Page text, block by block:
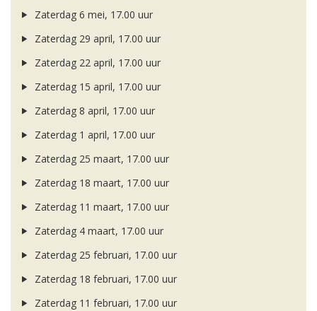
Zaterdag 6 mei, 17.00 uur
Zaterdag 29 april, 17.00 uur
Zaterdag 22 april, 17.00 uur
Zaterdag 15 april, 17.00 uur
Zaterdag 8 april, 17.00 uur
Zaterdag 1 april, 17.00 uur
Zaterdag 25 maart, 17.00 uur
Zaterdag 18 maart, 17.00 uur
Zaterdag 11 maart, 17.00 uur
Zaterdag 4 maart, 17.00 uur
Zaterdag 25 februari, 17.00 uur
Zaterdag 18 februari, 17.00 uur
Zaterdag 11 februari, 17.00 uur